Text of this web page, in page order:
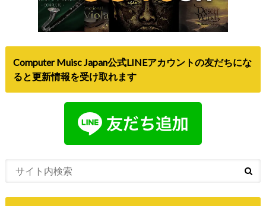
Computer Muisc Japan公式LINEアカウントの友だちにな
ると更新情報を受け取れます